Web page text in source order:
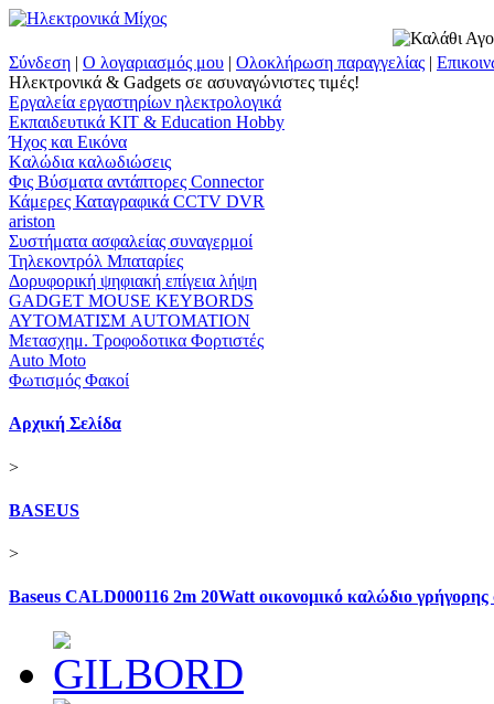
Σύνδεση | Ο λογαριασμός μου | Ολοκλήρωση παραγγελίας |
Ηλεκτρονικά & Gadgets σε ασυναγώνιστες τιμές!
Εργαλεία εργαστηρίων ηλεκτρολογικά
Εκπαιδευτικά KIT & Education Ηobby
Ήχος και Εικόνα
Kαλώδια καλωδιώσεις
Φις Βύσματα αντάπτορες Connector
Κάμερες Καταγραφικά CCTV DVR
ariston
Συστήματα ασφαλείας συναγερμοί
Τηλεκοντρόλ Μπαταρίες
Δορυφορική ψηφιακή επίγεια λήψη
GADGET MOUSE KEYBORDS
ΑΥΤΟΜΑΤΙΣΜ AUTOMATION
Μετασχημ. Τροφοδοτικα Φορτιστές
Auto Moto
Φωτισμός Φακοί
Αρχική Σελίδα
>
BASEUS
>
Baseus CALD000116 2m 20Watt οικονομικό καλώδιο